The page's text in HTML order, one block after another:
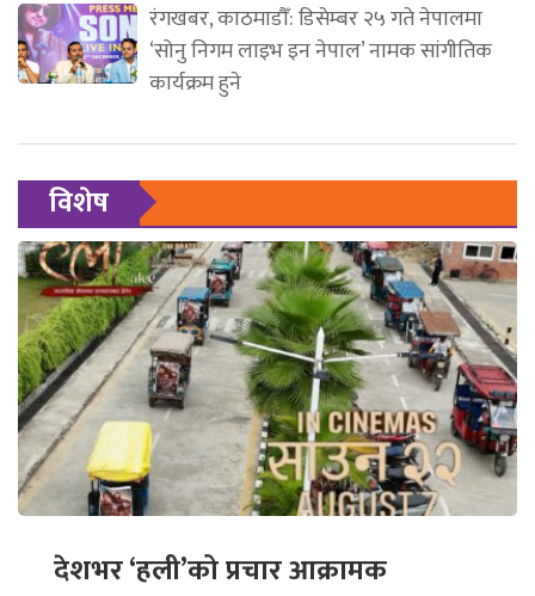
रंगखबर, काठमाडौँ: डिसेम्बर २५ गते नेपालमा
‘सोनु निगम लाइभ इन नेपाल’ नामक सांगीतिक
कार्यक्रम हुने
विशेष
देशभर ‘हली’को प्रचार आक्रामक